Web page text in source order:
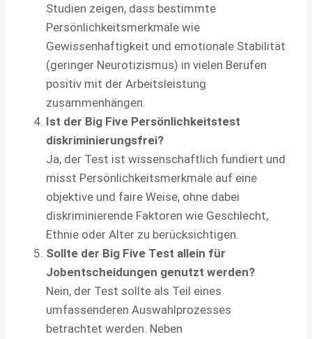
Studien zeigen, dass bestimmte
Persönlichkeitsmerkmale wie
Gewissenhaftigkeit und emotionale Stabilität
(geringer Neurotizismus) in vielen Berufen
positiv mit der Arbeitsleistung
zusammenhängen.
Ist der Big Five Persönlichkeitstest
diskriminierungsfrei?
Ja, der Test ist wissenschaftlich fundiert und
misst Persönlichkeitsmerkmale auf eine
objektive und faire Weise, ohne dabei
diskriminierende Faktoren wie Geschlecht,
Ethnie oder Alter zu berücksichtigen.
Sollte der Big Five Test allein für
Jobentscheidungen genutzt werden?
Nein, der Test sollte als Teil eines
umfassenderen Auswahlprozesses
betrachtet werden. Neben